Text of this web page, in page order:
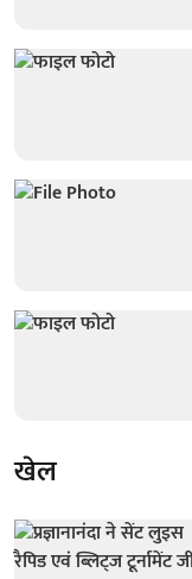
खेल